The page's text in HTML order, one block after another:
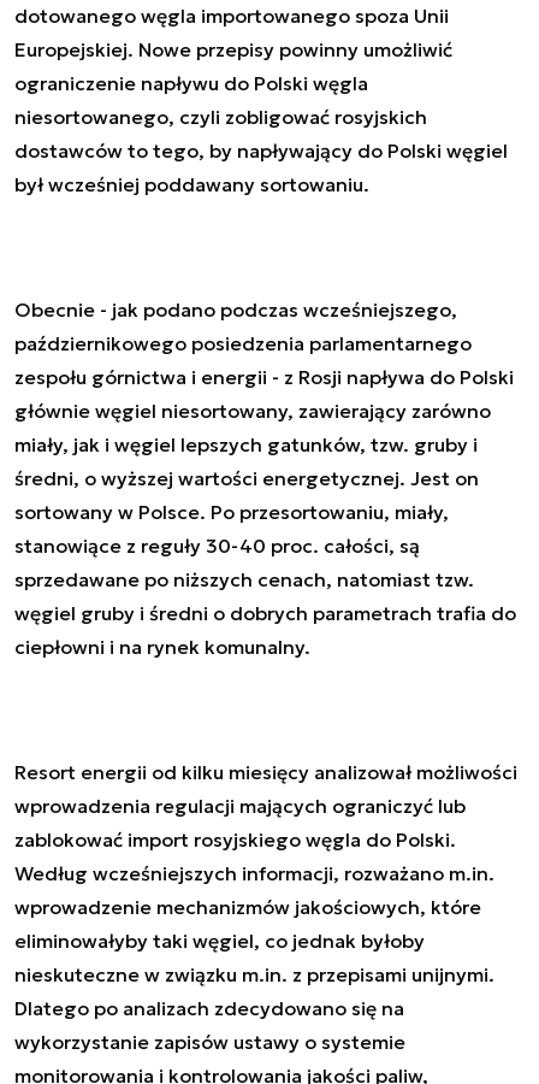
dotowanego węgla importowanego spoza Unii
Europejskiej. Nowe przepisy powinny umożliwić
ograniczenie napływu do Polski węgla
niesortowanego, czyli zobligować rosyjskich
dostawców to tego, by napływający do Polski węgiel
był wcześniej poddawany sortowaniu.
Obecnie - jak podano podczas wcześniejszego,
październikowego posiedzenia parlamentarnego
zespołu górnictwa i energii - z Rosji napływa do Polski
głównie węgiel niesortowany, zawierający zarówno
miały, jak i węgiel lepszych gatunków, tzw. gruby i
średni, o wyższej wartości energetycznej. Jest on
sortowany w Polsce. Po przesortowaniu, miały,
stanowiące z reguły 30-40 proc. całości, są
sprzedawane po niższych cenach, natomiast tzw.
węgiel gruby i średni o dobrych parametrach trafia do
ciepłowni i na rynek komunalny.
Resort energii od kilku miesięcy analizował możliwości
wprowadzenia regulacji mających ograniczyć lub
zablokować import rosyjskiego węgla do Polski.
Według wcześniejszych informacji, rozważano m.in.
wprowadzenie mechanizmów jakościowych, które
eliminowałyby taki węgiel, co jednak byłoby
nieskuteczne w związku m.in. z przepisami unijnymi.
Dlatego po analizach zdecydowano się na
wykorzystanie zapisów ustawy o systemie
monitorowania i kontrolowania jakości paliw,